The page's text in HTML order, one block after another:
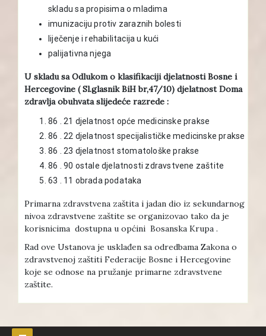
skladu sa propisima o mladima
imunizaciju protiv zaraznih bolesti
liječenje i rehabilitacija u kući
palijativna njega
U skladu sa Odlukom o klasifikaciji djelatnosti Bosne i
Hercegovine ( Sl.glasnik BiH br,47/10) djelatnost Doma
zdravlja obuhvata slijedeće razrede :
86 . 21 djelatnost opće medicinske prakse
86 . 22 djelatnost specijalističke medicinske prakse
86 . 23 djelatnost stomatološke prakse
86 . 90 ostale djelatnosti zdravstvene zaštite
63 . 11 obrada podataka
Primarna zdravstvena zaštita i jadan dio iz sekundarnog
nivoa zdravstvene zaštite se organizovao tako da je
korisnicima dostupna u općini Bosanska Krupa .
Rad ove Ustanova je usklađen sa odredbama Zakona o
zdravstvenoj zaštiti Federacije Bosne i Hercegovine
koje se odnose na pružanje primarne zdravstvene
zaštite.